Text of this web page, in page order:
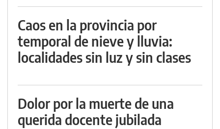
Caos en la provincia por
temporal de nieve y lluvia:
localidades sin luz y sin clases
Dolor por la muerte de una
querida docente jubilada